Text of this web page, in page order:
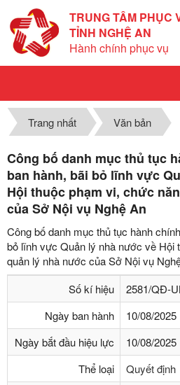
TRUNG TÂM PHỤC
TỈNH NGHỆ AN
Hành chính phục vụ
Trang nhất Văn bản
Công bố danh mục thủ tục
ban hành, bãi bỏ lĩnh vực
Hội thuộc phạm vi, chức
của Sở Nội vụ Nghệ An
Công bố danh mục thủ tục hành
bỏ lĩnh vực Quản lý nhà nước về Hội
quản lý nhà nước của Sở Nội vụ
Số kí hiệu
2581/QĐ-
Ngày ban hành
10/08/2025
Ngày bắt đầu hiệu lực
10/08/2025
Thể loại
Quyết định